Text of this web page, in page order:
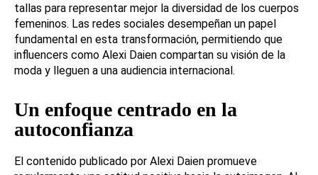
tallas para representar mejor la diversidad de los cuerpos
femeninos. Las redes sociales desempeñan un papel
fundamental en esta transformación, permitiendo que
influencers como Alexi Daien compartan su visión de la
moda y lleguen a una audiencia internacional.
Un enfoque centrado en la
autoconfianza
El contenido publicado por Alexi Daien promueve